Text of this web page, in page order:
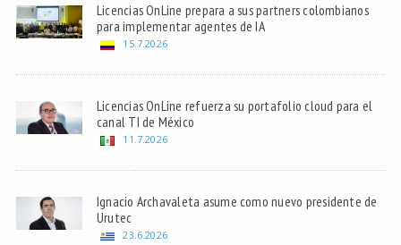
Licencias OnLine prepara a sus partners colombianos
para implementar agentes de IA
15.7.2026
Licencias OnLine refuerza su portafolio cloud para el
canal TI de México
11.7.2026
Ignacio Archavaleta asume como nuevo presidente de
Urutec
23.6.2026